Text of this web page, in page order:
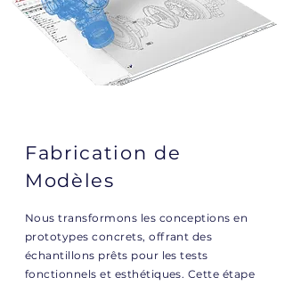
Fabrication de
Modèles
Nous transformons les conceptions en
prototypes concrets, offrant des
échantillons prêts pour les tests
fonctionnels et esthétiques. Cette étape